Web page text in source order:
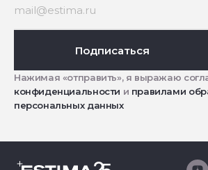
Подписаться
Нажимая «отправить», я выражаю
конфиденциальности и правилами
персональных данных